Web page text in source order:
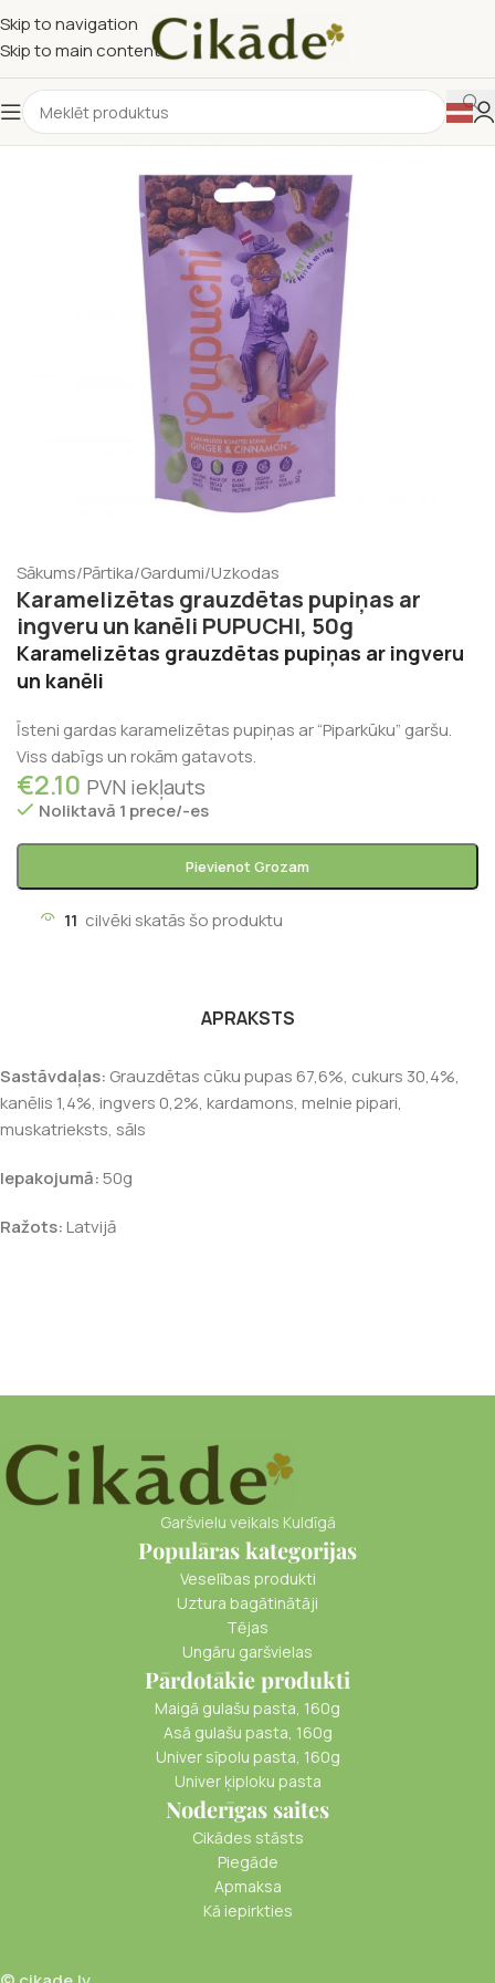
Skip to navigation
Skip to main content
Sākums/Pārtika/Gardumi/Uzkodas
Karamelizētas grauzdētas pupiņas ar
ingveru un kanēli PUPUCHI, 50g
Karamelizētas grauzdētas pupiņas ar ingveru
un kanēli
Īsteni gardas karamelizētas pupiņas ar “Piparkūku” garšu.
Viss dabīgs un rokām gatavots.
€2.10 PVN iekļauts
Noliktavā 1 prece/-es
Pievienot Grozam
11 cilvēki skatās šo produktu
APRAKSTS
Sastāvdaļas: Grauzdētas cūku pupas 67,6%, cukurs 30,4%,
kanēlis 1,4%, ingvers 0,2%, kardamons, melnie pipari,
muskatrieksts, sāls
Iepakojumā:50g
Ražots:Latvijā
Garšvielu veikals Kuldīgā
Populāras kategorijas
Veselības produkti
Uztura bagātinātāji
Tējas
Ungāru garšvielas
Pārdotākie produkti
Maigā gulašu pasta, 160g
Asā gulašu pasta, 160g
Univer sīpolu pasta, 160g
Univer ķiploku pasta
Noderīgas saites
Cikādes stāsts
Piegāde
Apmaksa
Kā iepirkties